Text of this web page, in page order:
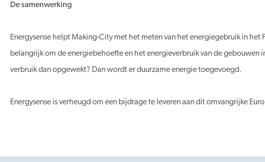
De samenwerking
Energysense helpt Making-City met het meten van het energiegebruik in
belangrijk om de energiebehoefte en het energieverbruik van de
verbruik dan opgewekt? Dan wordt er duurzame energie toegevoegd.
Energysense is verheugd om een bijdrage te leveren aan dit omvangrijke